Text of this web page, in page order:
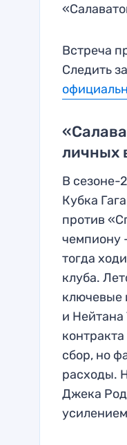
Встреча
Следить
личных
В сезоне-
Кубка
против
чемпиону
тогда
клуба.
ключевые
и
сбор, но
расходы.
Джека